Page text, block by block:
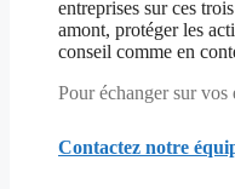
entreprises sur ces
amont, protéger les
conseil comme en
Pour échanger sur vos
Contactez notre